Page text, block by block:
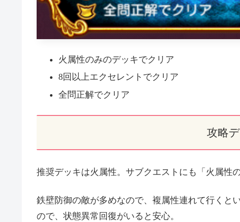
火属性のみのデッキでクリア
8回以上エクセレントでクリア
全問正解でクリア
攻略
推奨デッキは火属性。サブクエストにも「火属性
鉄壁防御の敵が多めなので、複属性連れて行くと
ので、状態異常回復がいると安心。